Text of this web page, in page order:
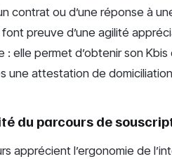
contrat ou d’une réponse à
font preuve d’une agilité
: elle permet d’obtenir son
une attestation de
du parcours de
apprécient l’ergonomie de